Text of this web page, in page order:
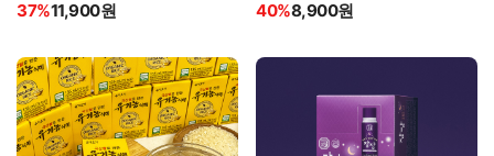
37%11,900원 40%8,900원